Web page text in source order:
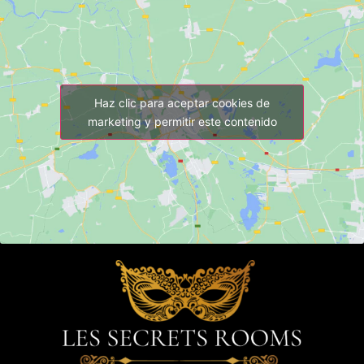
Haz clic para aceptar cookies de
marketing y permitir este contenido